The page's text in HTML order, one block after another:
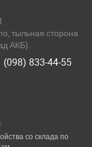
со склада по
тыльная сторона
АКБ).
(098) 833-44-55